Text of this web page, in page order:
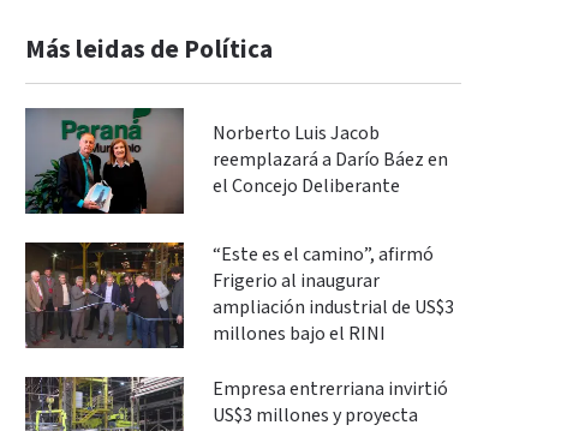
Más leidas de Política
Norberto Luis Jacob
reemplazará a Darío Báez en
el Concejo Deliberante
“Este es el camino”, afirmó
Frigerio al inaugurar
ampliación industrial de US$3
millones bajo el RINI
Empresa entrerriana invirtió
US$3 millones y proyecta